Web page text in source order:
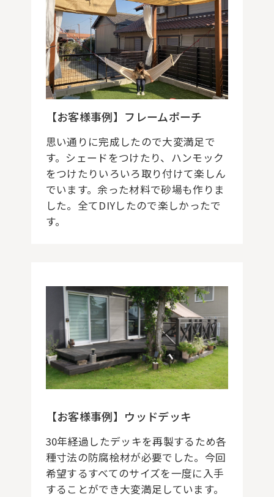
【お客様事例】フレームポーチ
思い通りに完成したので大変満足で
す。シェードをつけたり、ハンモック
をつけたりいろいろ取り付けて楽しん
でいます。余った材料で砂場も作りま
した。全てDIYしたので楽しかったで
す。
【お客様事例】ウッドデッキ
30年経過したデッキを再製するため各
種寸法の防腐桧材が必要でした。今回
希望するすべてのサイズを一度に入手
することができ大変満足しています。